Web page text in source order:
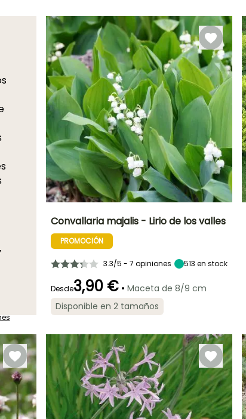
Altura en la
madurez
20 cm 30 cm
Semisombra,
Abril a Mayo
razonable
Febrero a Abril,
Septiembre a
Noviembre
Hasta -34,5°C
Convallaria majalis - Lirio de los valles
PROMOCIÓN
3.3/5 - 7 opiniones 513 en stock
Desde3,90 € • Maceta de 8/9 cm
Disponible en 2 tamaños